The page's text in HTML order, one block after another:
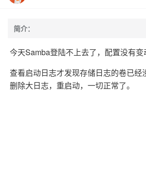
简介：
今天Samba登陆不上去了，配置没有变
查看启动日志才发现存储日志的卷已经
删除大日志，重启动，一切正常了。